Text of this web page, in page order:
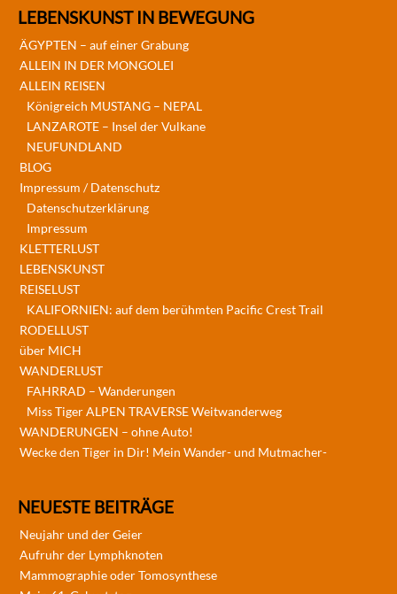
LEBENSKUNST IN BEWEGUNG
ÄGYPTEN – auf einer Grabung
ALLEIN IN DER MONGOLEI
ALLEIN REISEN
Königreich MUSTANG – NEPAL
LANZAROTE – Insel der Vulkane
NEUFUNDLAND
BLOG
Impressum / Datenschutz
Datenschutzerklärung
Impressum
KLETTERLUST
LEBENSKUNST
REISELUST
KALIFORNIEN: auf dem berühmten Pacific Crest Trail
RODELLUST
über MICH
WANDERLUST
FAHRRAD – Wanderungen
Miss Tiger ALPEN TRAVERSE Weitwanderweg
WANDERUNGEN – ohne Auto!
Wecke den Tiger in Dir! Mein Wander- und Mutmacher-
NEUESTE BEITRÄGE
Neujahr und der Geier
Aufruhr der Lymphknoten
Mammographie oder Tomosynthese